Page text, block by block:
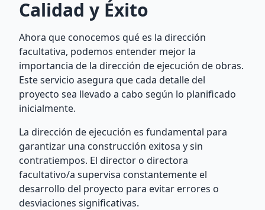
Calidad y Éxito
Ahora que conocemos qué es la dirección
facultativa, podemos entender mejor la
importancia de la dirección de ejecución de obras.
Este servicio asegura que cada detalle del
proyecto sea llevado a cabo según lo planificado
inicialmente.
La dirección de ejecución es fundamental para
garantizar una construcción exitosa y sin
contratiempos. El director o directora
facultativo/a supervisa constantemente el
desarrollo del proyecto para evitar errores o
desviaciones significativas.